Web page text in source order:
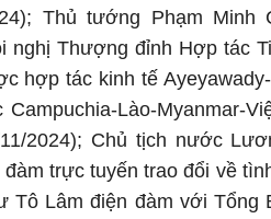
Thủ tướng Phạm
nghị Thượng đỉnh Hợp tác
hợp tác kinh tế
Lào-Myanmar-
2024); Chủ tịch nước
trực tuyến trao đổi về
Tô Lâm điện đàm với